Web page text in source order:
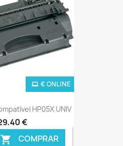
HP05X UNIV
€
 COMPRAR
€ ONLINE